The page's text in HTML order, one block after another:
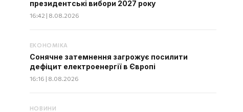
президентські вибори 2027 року
16:42 | 8.08.2026
ЕКОНОМІКА
Сонячне затемнення загрожує посилити
дефіцит електроенергії в Європі
16:16 | 8.08.2026
НОВИНИ